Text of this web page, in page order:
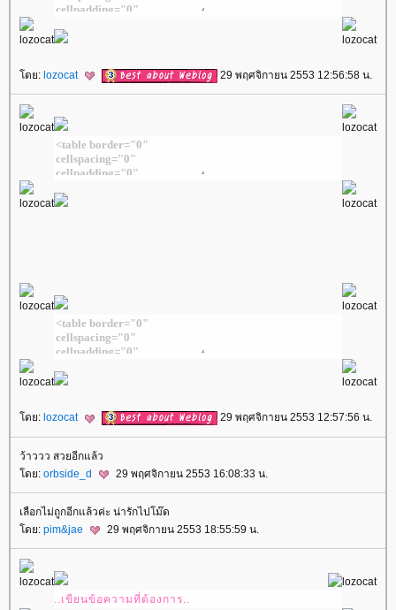
ดย: lozocat 29 พฤศจิกายน 2553 12:56:58 น.
ดย: lozocat 29 พฤศจิกายน 2553 12:57:56 น.
ว้าววว สวยอีกแล้ว
ดย: orbside_d 29 พฤศจิกายน 2553 16:08:33 น.
เลือกไม่ถูกอีกแล้วค่ะ น่ารักไปโม๊ด
ดย: pim&jae 29 พฤศจิกายน 2553 18:55:59 น.
..เขียนข้อความที่ต้องการ..